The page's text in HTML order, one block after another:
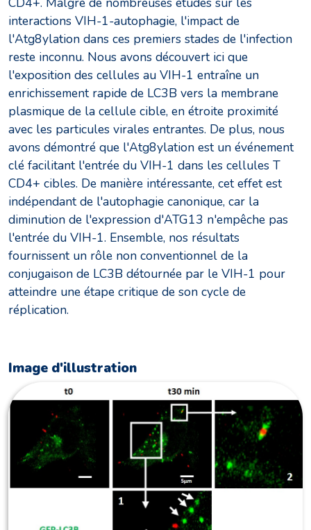
interactions VIH-1-autophagie, l'impact de
l'Atg8ylation dans ces premiers stades de l'infection
reste inconnu. Nous avons découvert ici que
l'exposition des cellules au VIH-1 entraîne un
enrichissement rapide de LC3B vers la membrane
plasmique de la cellule cible, en étroite proximité
avec les particules virales entrantes. De plus, nous
avons démontré que l'Atg8ylation est un événement
clé facilitant l'entrée du VIH-1 dans les cellules T
CD4+ cibles. De manière intéressante, cet effet est
indépendant de l'autophagie canonique, car la
diminution de l'expression d'ATG13 n'empêche pas
l'entrée du VIH-1. Ensemble, nos résultats
fournissent un rôle non conventionnel de la
conjugaison de LC3B détournée par le VIH-1 pour
atteindre une étape critique de son cycle de
réplication.
Image d'illustration